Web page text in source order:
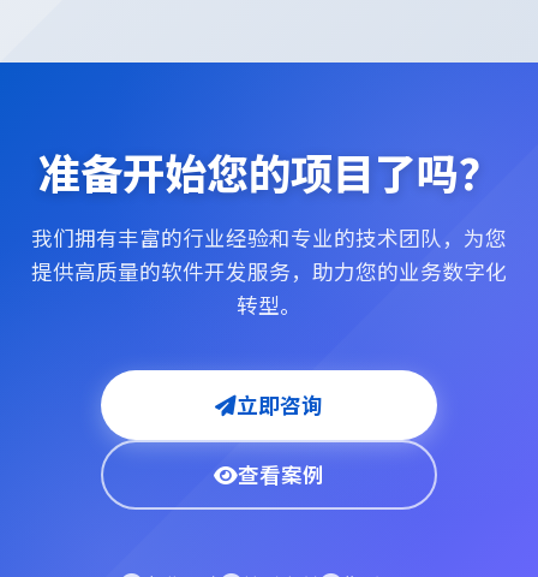
准备开始您的项目了吗？
我们拥有丰富的行业经验和专业的技术团队，为您
提供高质量的软件开发服务，助力您的业务数字化
转型。
立即咨询
查看案例